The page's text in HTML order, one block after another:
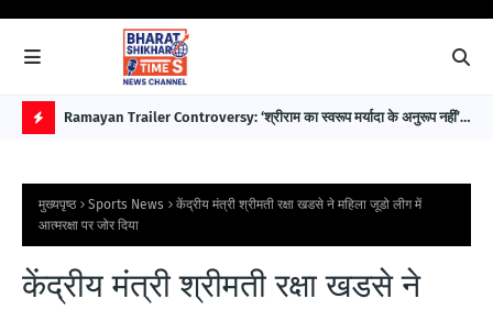
O
P
O
Ramayan Trailer Controversy: ‘श्रीराम का स्वरूप मर्यादा के अनुरूप नहीं’—
मुख्यपृष्ठ Sports News
केंद्रीय मंत्री श्रीमती रक्षा खडसे ने महिला जूडो लीग में
आत्मरक्षा पर जोर दिया
केंद्रीय मंत्री श्रीमती रक्षा खडसे ने